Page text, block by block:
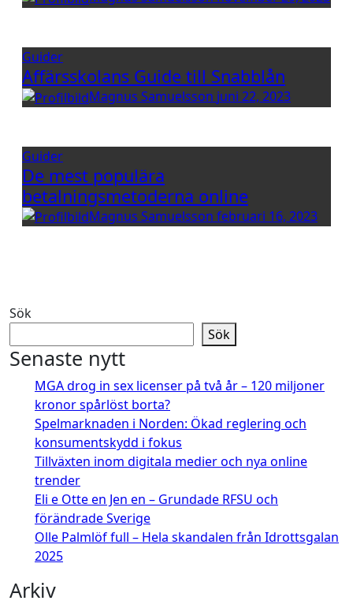
Guider
Affärsskolans Guide till Snabblån
Magnus Samuelsson juni 22, 2023
Guider
De mest populära
betalningsmetoderna online
Magnus Samuelsson februari 16, 2023
Sök
Sök
Senaste nytt
MGA drog in sex licenser på två år – 120 miljoner
kronor spårlöst borta?
Spelmarknaden i Norden: Ökad reglering och
konsumentskydd i fokus
Tillväxten inom digitala medier och nya online
trender
Eli e Otte en Jen en – Grundade RFSU och
förändrade Sverige
Olle Palmlöf full – Hela skandalen från Idrottsgalan
2025
Arkiv